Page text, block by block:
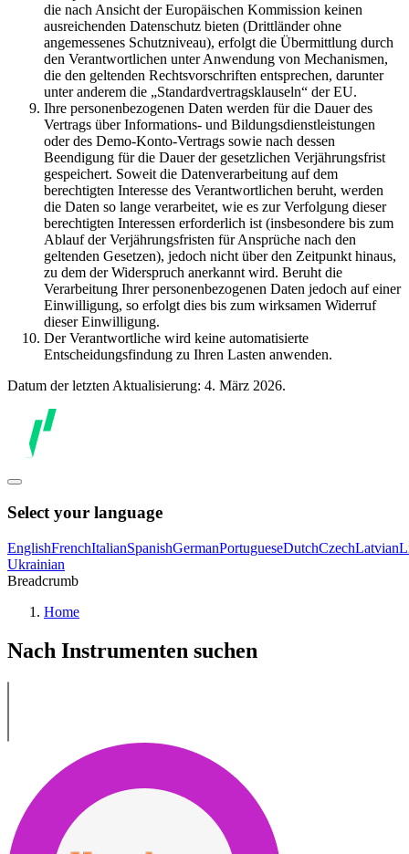
die nach Ansicht der Europäischen Kommission keinen
ausreichenden Datenschutz bieten (Drittländer ohne
angemessenes Schutzniveau), erfolgt die Übermittlung durch
den Verantwortlichen unter Anwendung von Mechanismen,
die den geltenden Rechtsvorschriften entsprechen, darunter
unter anderem die „Standardvertragsklauseln“ der EU.
Ihre personenbezogenen Daten werden für die Dauer des
Vertrags über Informations- und Bildungsdienstleistungen
oder des Demo-Konto-Vertrags sowie nach dessen
Beendigung für die Dauer der gesetzlichen Verjährungsfrist
gespeichert. Soweit die Datenverarbeitung auf dem
berechtigten Interesse des Verantwortlichen beruht, werden
die Daten so lange verarbeitet, wie es zur Verfolgung dieser
berechtigten Interessen erforderlich ist (insbesondere bis zum
Ablauf der Verjährungsfristen für Ansprüche nach den
geltenden Gesetzen), jedoch nicht über den Zeitpunkt hinaus,
zu dem der Widerspruch anerkannt wird. Beruht die
Verarbeitung Ihrer personenbezogenen Daten jedoch auf einer
Einwilligung, so erfolgt dies bis zum wirksamen Widerruf
dieser Einwilligung.
Der Verantwortliche wird keine automatisierte
Entscheidungsfindung zu Ihren Lasten anwenden.
Datum der letzten Aktualisierung: 4. März 2026.
Select your language
EnglishFrenchItalianSpanishGermanPortugueseDutchCzechLatvian
Ukrainian
Breadcrumb
Home
Nach Instrumenten suchen